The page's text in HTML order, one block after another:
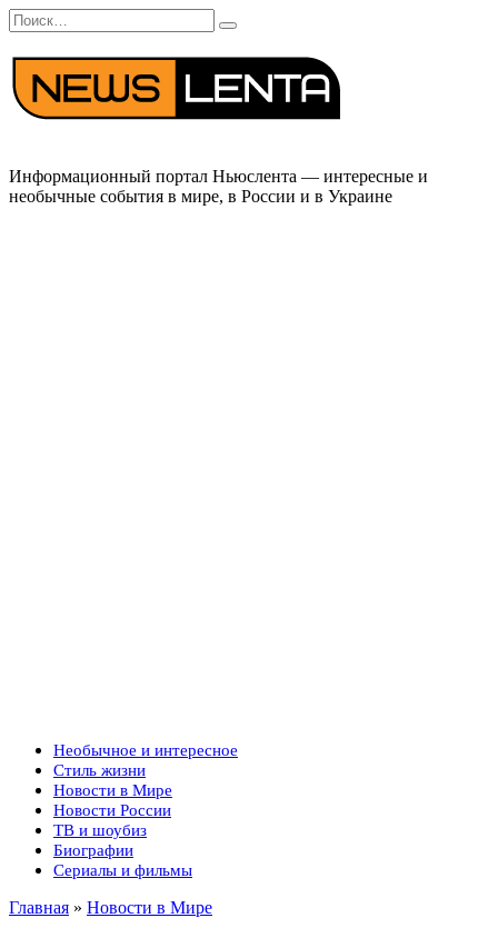
Перейти
к
содержанию
Search
for:
Информационный портал Ньюслента — интересные и
необычные события в мире, в России и в Украине
Необычное и интересное
Стиль жизни
Новости в Мире
Новости России
ТВ и шоубиз
Биографии
Сериалы и фильмы
Главная » Новости в Мире